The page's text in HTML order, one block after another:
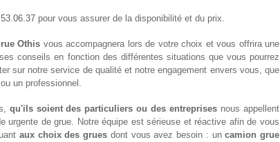
pour vous assurer de la disponibilité et du prix.
Othis vous accompagnera lors de votre choix et vous offrira une
conseils en fonction des différentes situations que vous pourrez
sur notre service de qualité et notre engagement envers vous, que
un professionnel.
qu'ils soient des particuliers ou des entreprises nous appellent
urgente de grue. Notre équipe est sérieuse et réactive afin de vous
aux choix des grues dont vous avez besoin : uncamion grue